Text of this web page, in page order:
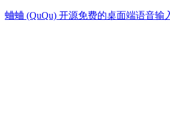
蛐蛐 (QuQu) 开源免费的桌面端语音输